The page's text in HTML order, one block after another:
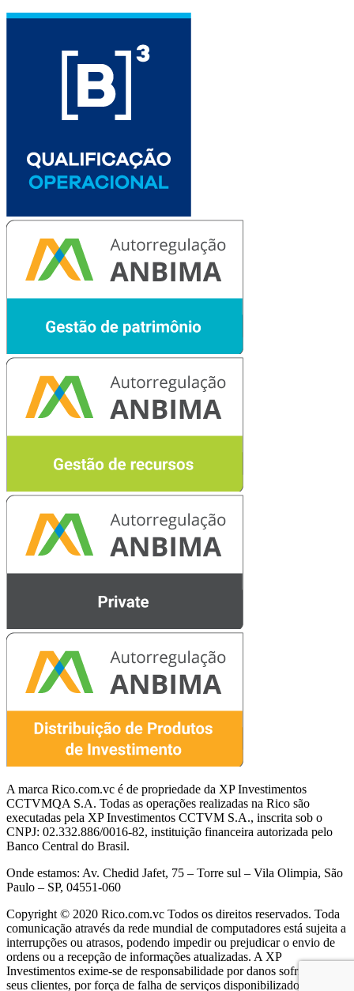
A marca Rico.com.vc é de propriedade da XP Investimentos
CCTVMQA S.A. Todas as operações realizadas na Rico são
executadas pela XP Investimentos CCTVM S.A., inscrita sob o
CNPJ: 02.332.886/0016-82, instituição financeira autorizada pelo
Banco Central do Brasil.
Onde estamos: Av. Chedid Jafet, 75 – Torre sul – Vila Olimpia, São
Paulo – SP, 04551-060
Copyright © 2020 Rico.com.vc Todos os direitos reservados. Toda
comunicação através da rede mundial de computadores está sujeita a
interrupções ou atrasos, podendo impedir ou prejudicar o envio de
ordens ou a recepção de informações atualizadas. A XP
Investimentos exime-se de responsabilidade por danos sofridos por
seus clientes, por força de falha de serviços disponibilizados por